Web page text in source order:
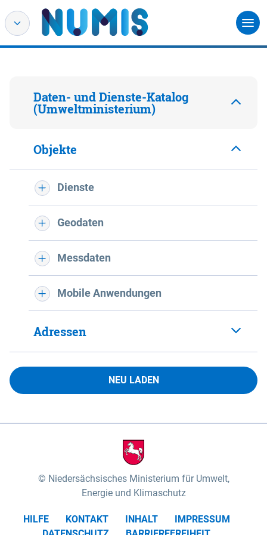
Daten- und Dienste-Katalog
(Umweltministerium)
Objekte
Dienste
Geodaten
Messdaten
Mobile Anwendungen
Adressen
NEU LADEN
Niedersächsisches Ministerium für Umwelt,
Energie und Klimaschutz
HILFE KONTAKT INHALT
IMPRESSUM